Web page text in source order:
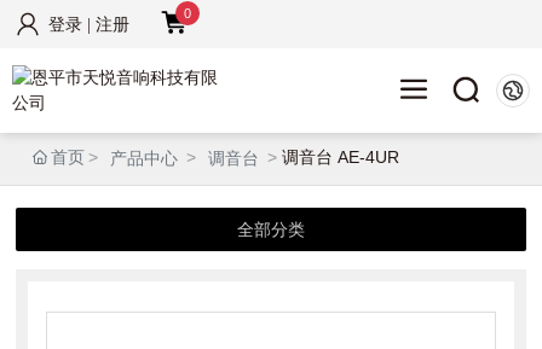
登录 |注册
0
首页 产品中心 调音台 调音台 AE-4UR
全部分类